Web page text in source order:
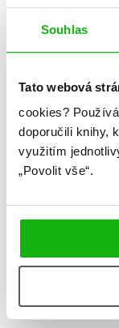
Souhlas
Tato webová
cookies?
doporučili knihy,
využitím
„Povolit vše“.
Datum vydání
Jazyk
Řady
Původní název
Původní jazyk
Edice